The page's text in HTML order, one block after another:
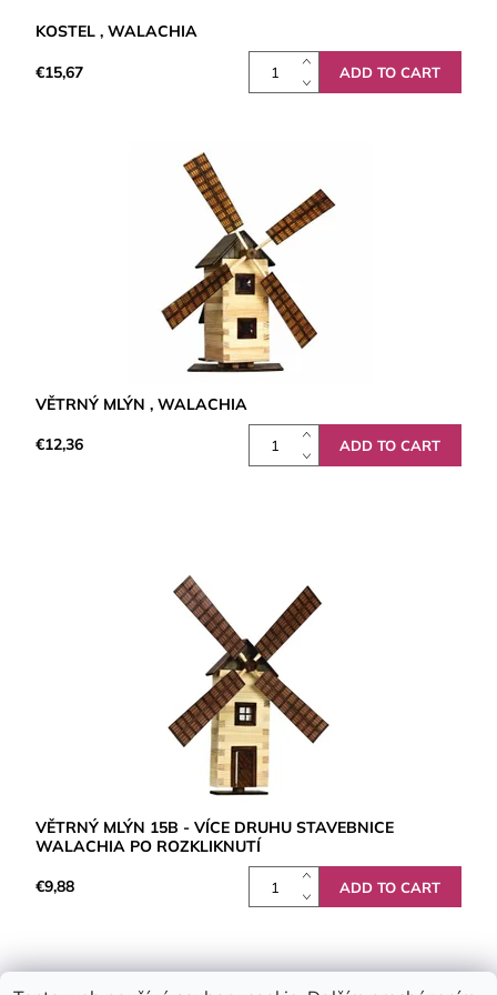
KOSTEL , WALACHIA
€15,67
VĚTRNÝ MLÝN , WALACHIA
€12,36
VĚTRNÝ MLÝN 15B - VÍCE DRUHU STAVEBNICE
WALACHIA PO ROZKLIKNUTÍ
€9,88